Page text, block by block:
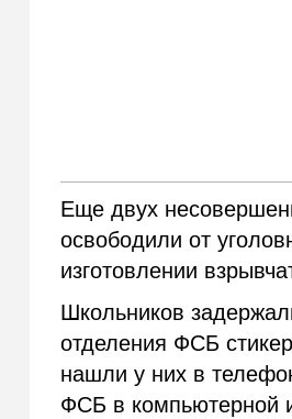
Еще двух
освободили от
изготовлении
Школьников
отделения ФСБ
нашли у них в
ФСБ в компьютерной